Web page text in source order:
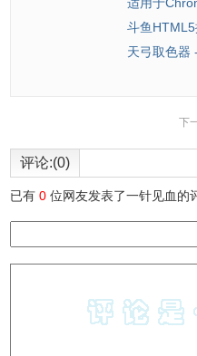
斗鱼
天弓取色器
下
评论:(0)
已有0 位网友发表了一针见血的